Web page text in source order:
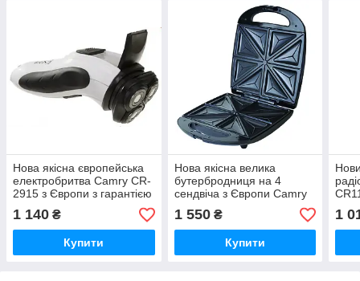
Нова якісна європейська
електробритва Camry CR-
2915 з Європи з гарантією
1 140 ₴
Купити
Нова якісна велика
бутербродниця на 4
сендвіча з Європи Camry
CR3023 з гарантією
1 550₴
Купити
1